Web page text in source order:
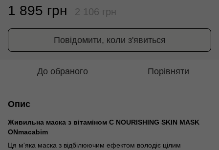
1 895 грн 2 106 грн
Повідомити, коли з'явиться
До обраного Порівняти
Опис
Живильна маска з вітаміном С NOURISHING SKIN MASK
ONmacabim
Ця м'яка маска з відбілюючим ефектом володіє цілим